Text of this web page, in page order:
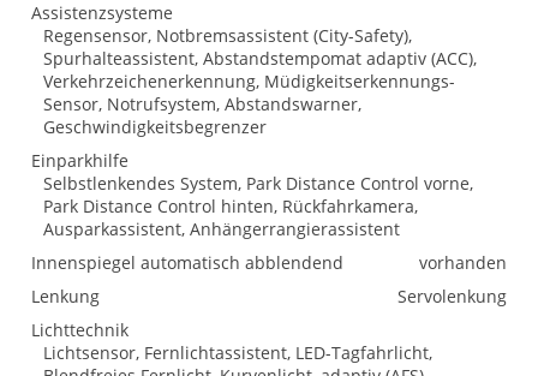
Assistenzsysteme
Regensensor, Notbremsassistent (City-Safety),
Spurhalteassistent, Abstandstempomat adaptiv (ACC),
Verkehrzeichenerkennung, Müdigkeitserkennungs-
Sensor, Notrufsystem, Abstandswarner,
Geschwindigkeitsbegrenzer
Einparkhilfe
Selbstlenkendes System, Park Distance Control vorne,
Park Distance Control hinten, Rückfahrkamera,
Ausparkassistent, Anhängerrangierassistent
Innenspiegel automatisch abblendend
vorhanden
Lenkung
Servolenkung
Lichttechnik
Lichtsensor, Fernlichtassistent, LED-Tagfahrlicht,